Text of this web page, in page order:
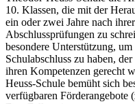
10. Klassen, die mit der
ein oder zwei Jahre nach
Abschlussprüfungen zu
besondere Unterstützung,
Schulabschluss zu haben,
ihren Kompetenzen gerecht
Heuss-Schule bemüht sich
verfügbaren Förderangebote